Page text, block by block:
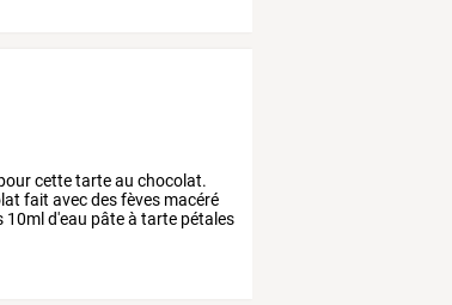
cettetarteau chocolat.
fait avecdesfèves macéré
10ml d'eau pâteà tarte pétales